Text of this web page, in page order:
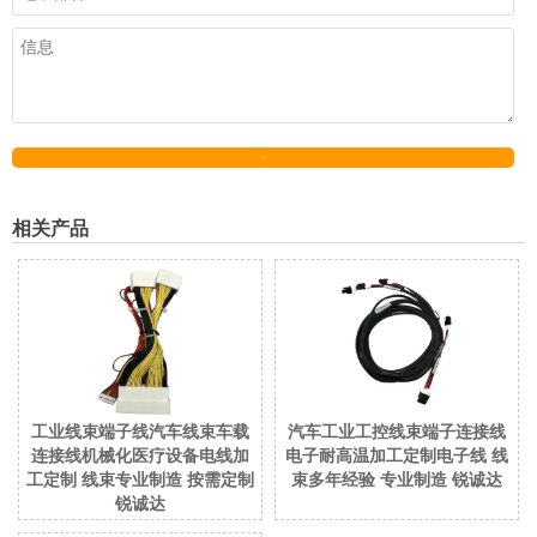
相关产品
工业线束端子线汽车线束车载
连接线机械化医疗设备电线加
工定制 线束专业制造 按需定制
锐诚达
汽车工业工控线束端子连接线
电子耐高温加工定制电子线 线
束多年经验 专业制造 锐诚达